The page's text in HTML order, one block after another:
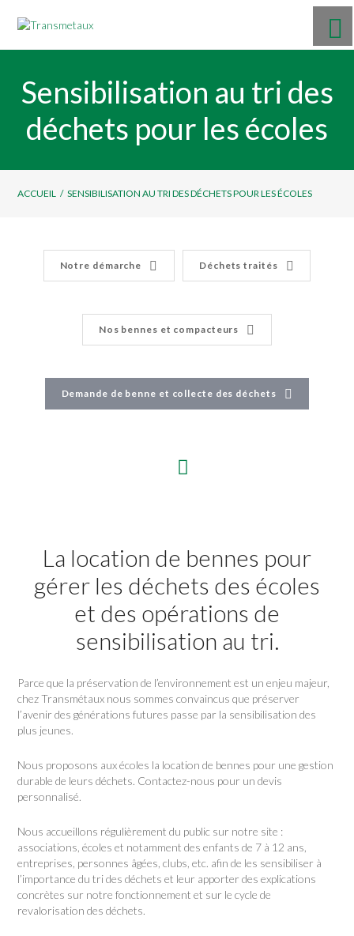
Sensibilisation au tri des
déchets pour les écoles
ACCUEIL / SENSIBILISATION AU TRI DES DÉCHETS POUR LES ÉCOLES
Notre démarche Déchets traités
Nos bennes et compacteurs
Demande de benne et collecte des déchets
La location de bennes pour
gérer les déchets des écoles
et des opérations de
sensibilisation au tri.
Parce que la préservation de l’environnement est un enjeu majeur,
chez Transmétaux nous sommes convaincus que préserver
l’avenir des générations futures passe par la sensibilisation des
plus jeunes.
Nous proposons aux écoles la location de bennes pour une gestion
durable de leurs déchets. Contactez-nous pour un devis
personnalisé.
Nous accueillons régulièrement du public sur notre site :
associations, écoles et notamment des enfants de 7 à 12 ans,
entreprises, personnes âgées, clubs, etc. afin de les sensibiliser à
l’importance du tri des déchets et leur apporter des explications
concrètes sur notre fonctionnement et sur le cycle de
revalorisation des déchets.